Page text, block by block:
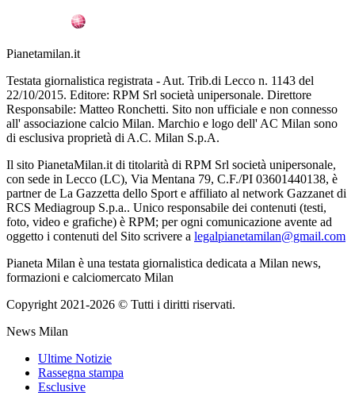
Pianetamilan.it
Testata giornalistica registrata - Aut. Trib.di Lecco n. 1143 del
22/10/2015. Editore: RPM Srl società unipersonale. Direttore
Responsabile: Matteo Ronchetti. Sito non ufficiale e non connesso
all' associazione calcio Milan. Marchio e logo dell' AC Milan sono
di esclusiva proprietà di A.C. Milan S.p.A.
Il sito PianetaMilan.it di titolarità di RPM Srl società unipersonale,
con sede in Lecco (LC), Via Mentana 79, C.F./PI 03601440138, è
partner de La Gazzetta dello Sport e affiliato al network Gazzanet di
RCS Mediagroup S.p.a.. Unico responsabile dei contenuti (testi,
foto, video e grafiche) è RPM; per ogni comunicazione avente ad
oggetto i contenuti del Sito scrivere a legalpianetamilan@gmail.com
Pianeta Milan è una testata giornalistica dedicata a Milan news,
formazioni e calciomercato Milan
Copyright 2021-2026 © Tutti i diritti riservati.
News Milan
Ultime Notizie
Rassegna stampa
Esclusive